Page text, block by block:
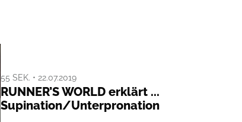
55 SEK. • 22.07.2019
RUNNER’S WORLD erklärt ...
Supination/Unterpronation